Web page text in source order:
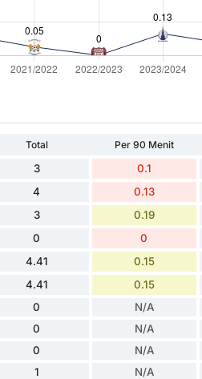
Total Per 90 Menit
3 0.1
4 0.13
3 0.19
0 0
4.41 0.15
4.41 0.15
0 N/A
0 N/A
0 N/A
1 N/A